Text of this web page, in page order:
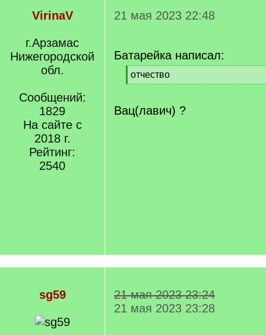
VirinaV
г.Арзамас
Нижегородской
обл.
Сообщений:
1829
На сайте с
2018 г.
Рейтинг:
2540
21 мая 2023 22:48
Батарейка написал:
[
q
отчество
[
q
]
Вац(лавич) ?
sg59
21 мая 2023 23:24
21 мая 2023 23:28